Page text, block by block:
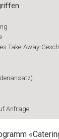
Take-Away-
Anfrage